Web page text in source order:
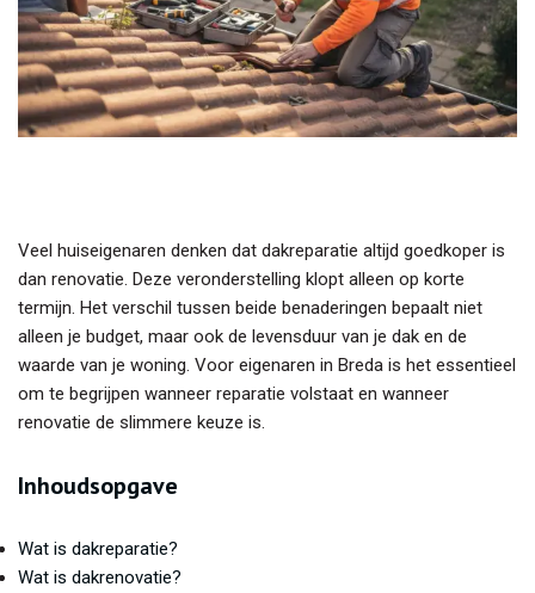
Veel huiseigenaren denken dat dakreparatie altijd goedkoper is
dan renovatie. Deze veronderstelling klopt alleen op korte
termijn. Het verschil tussen beide benaderingen bepaalt niet
alleen je budget, maar ook de levensduur van je dak en de
waarde van je woning. Voor eigenaren in Breda is het essentieel
om te begrijpen wanneer reparatie volstaat en wanneer
renovatie de slimmere keuze is.
Inhoudsopgave
Wat is dakreparatie?
Wat is dakrenovatie?